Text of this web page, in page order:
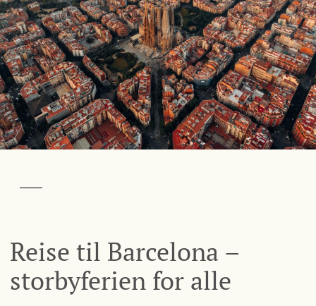
Reise til Barcelona –
storbyferien for alle